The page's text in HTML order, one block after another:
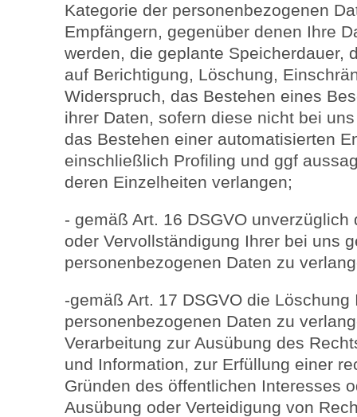
Kategorie der personenbezogenen
Empfängern, gegenüber denen Ihre
werden, die geplante Speicherdauer,
auf Berichtigung, Löschung,
Widerspruch, das Bestehen eines
ihrer Daten, sofern diese nicht bei
das Bestehen einer automatisierten
einschließlich Profiling und ggf
deren Einzelheiten verlangen;
- gemäß Art. 16 DSGVO
oder Vervollständigung Ihrer bei uns
personenbezogenen Daten zu
-gemäß Art. 17 DSGVO die
personenbezogenen Daten zu
Verarbeitung zur Ausübung des
und Information, zur Erfüllung einer
Gründen des öffentlichen Interesses
Ausübung oder Verteidigung von